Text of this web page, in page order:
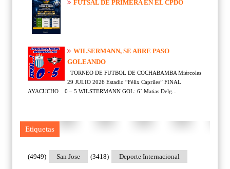
FUTSAL DE PRIMERA EN EL CPDO
WILSERMANN, SE ABRE PASO
GOLEANDO
TORNEO DE FUTBOL DE COCHABAMBA Miércoles
29 JULIO 2026 Estadio “Félix Capriles” FINAL
AYACUCHO 0 – 5 WILSTERMANN GOL: 6´ Matias Delg...
Etiquetas
San Jose
(4949) Deporte Internacional
(3418)